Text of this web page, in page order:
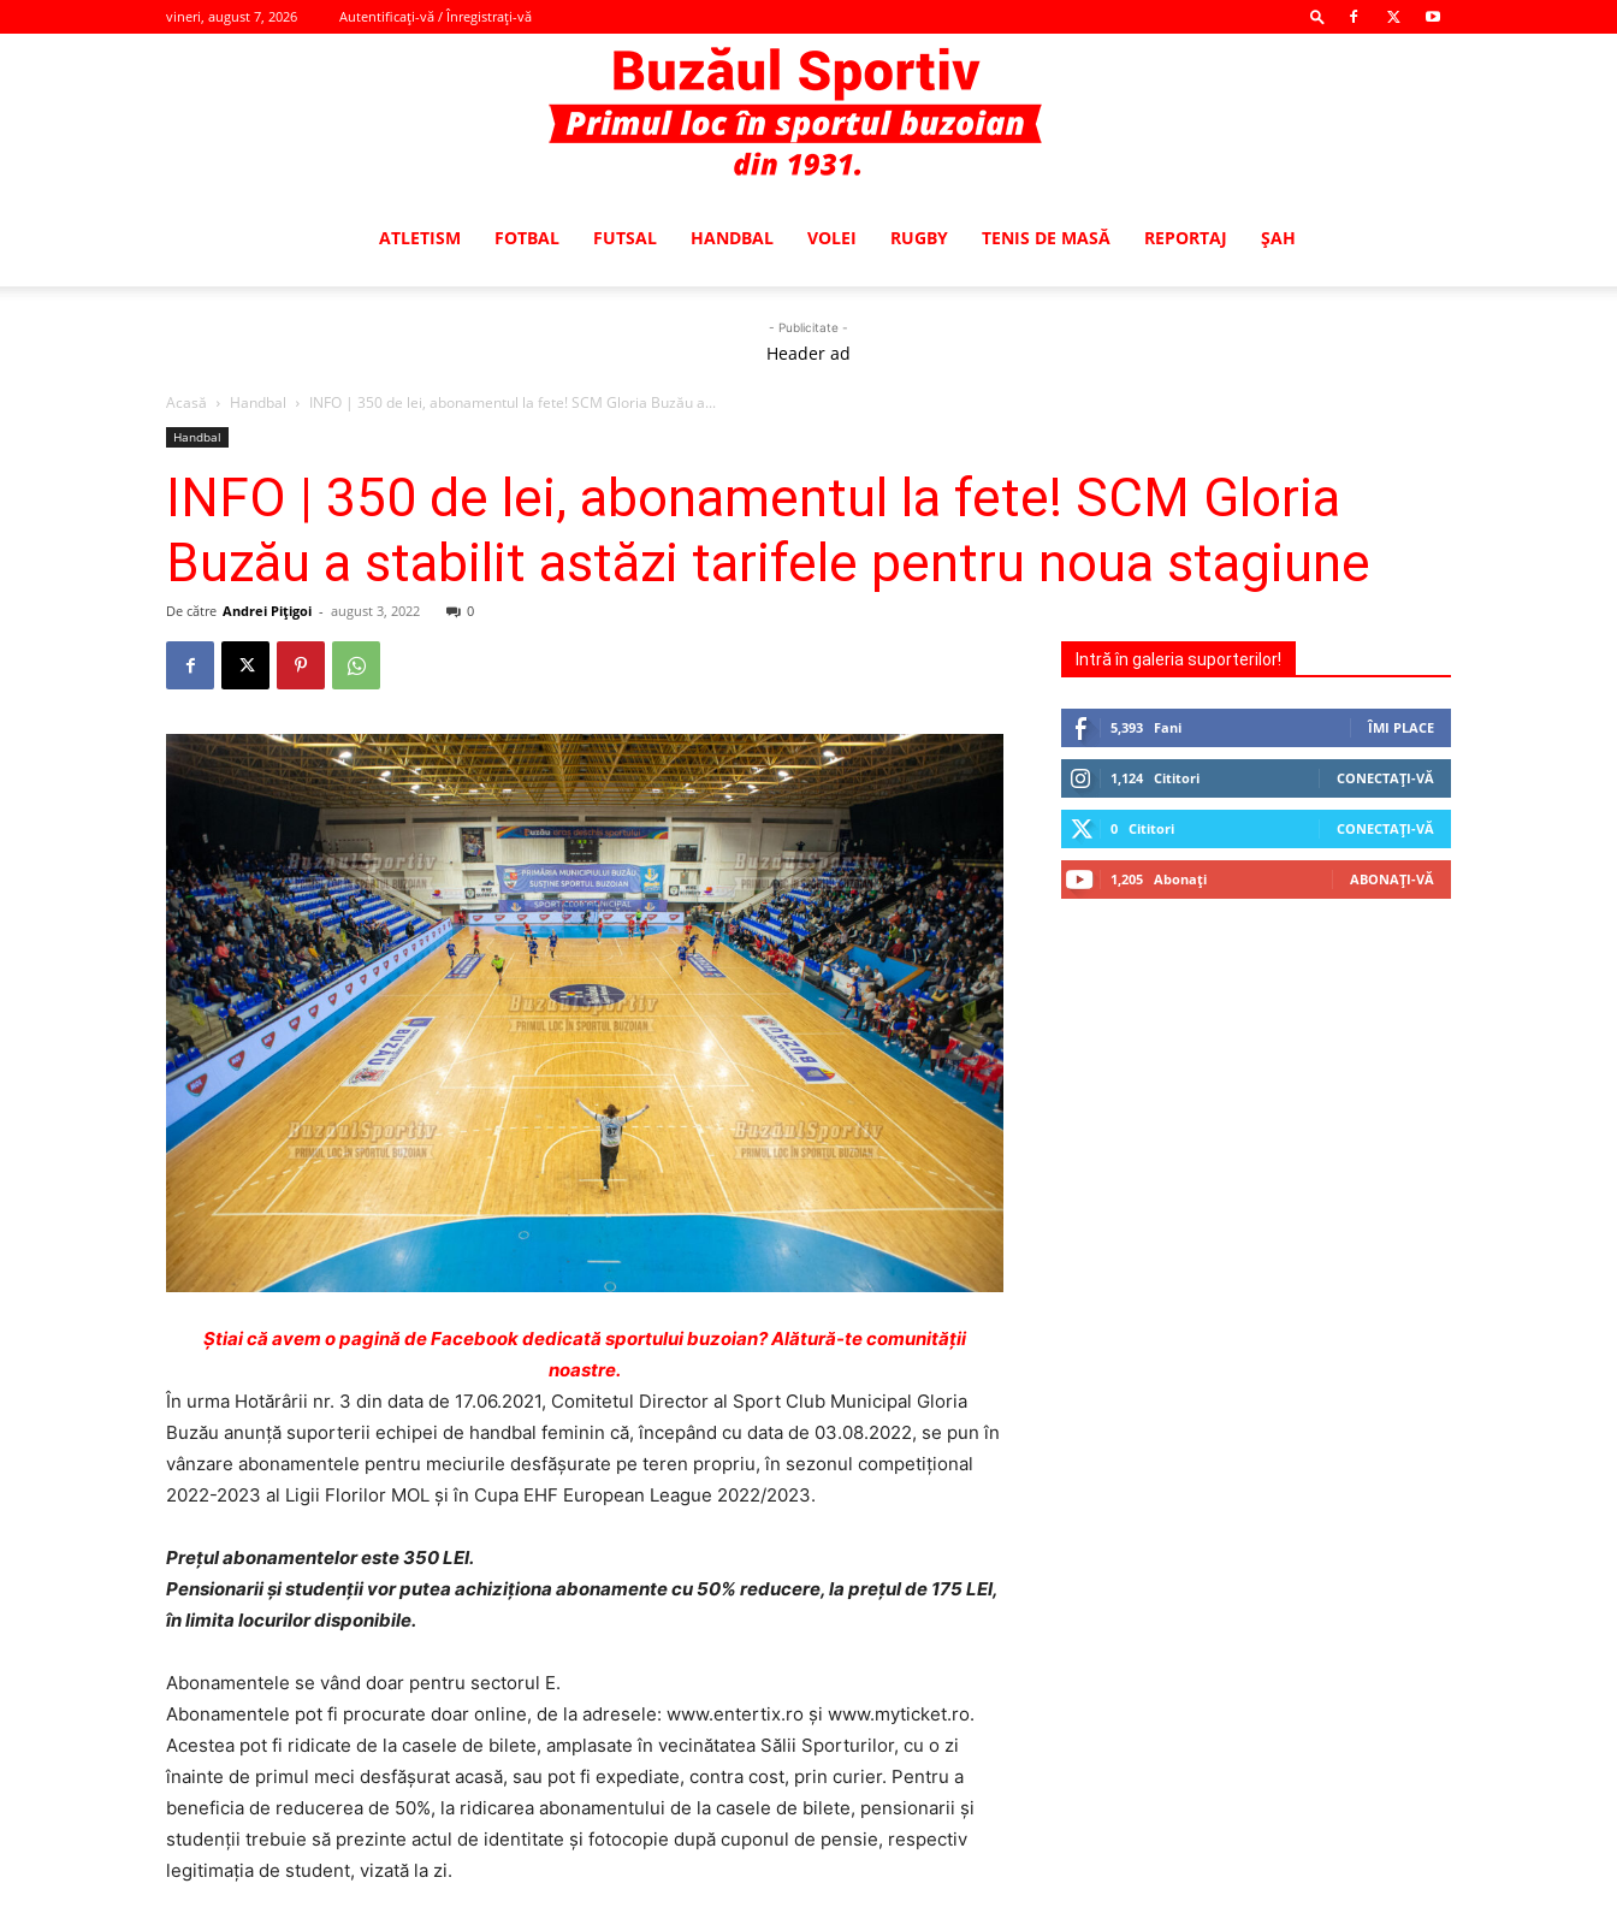
vineri, august 7, 2026 Autentificați-vă / Înregistrați-vă
ATLETISM FOTBAL FUTSAL HANDBAL VOLEI RUGBY TENIS DE MASĂ REPORTAJ ŞAH
- Publicitate -
Header ad
Acasă Handbal INFO | 350 de lei, abonamentul la fete! SCM Gloria Buzău a...
Handbal
INFO | 350 de lei, abonamentul la fete! SCM Gloria
Buzău a stabilit astăzi tarifele pentru noua stagiune
De către Andrei Pițigoi - august 3, 2022 0
Ştiai că avem o pagină de Facebook dedicată sportului buzoian? Alătură-te comunității
noastre.
În urma Hotărârii nr. 3 din data de 17.06.2021, Comitetul Director al Sport Club Municipal Gloria
Buzău anunță suporterii echipei de handbal feminin că, începând cu data de 03.08.2022, se pun în
vânzare abonamentele pentru meciurile desfășurate pe teren propriu, în sezonul competițional
2022-2023 al Ligii Florilor MOL și în Cupa EHF European League 2022/2023.
Prețul abonamentelor este 350 LEI.
Pensionarii și studenții vor putea achiziționa abonamente cu 50% reducere, la prețul de 175 LEI,
în limita locurilor disponibile.
Abonamentele se vând doar pentru sectorul E.
Abonamentele pot fi procurate doar online, de la adresele: www.entertix.ro și www.myticket.ro.
Acestea pot fi ridicate de la casele de bilete, amplasate în vecinătatea Sălii Sporturilor, cu o zi
înainte de primul meci desfășurat acasă, sau pot fi expediate, contra cost, prin curier. Pentru a
beneficia de reducerea de 50%, la ridicarea abonamentului de la casele de bilete, pensionarii și
studenții trebuie să prezinte actul de identitate și fotocopie după cuponul de pensie, respectiv
legitimația de student, vizată la zi.
Intră în galeria suporterilor!
5,393 Fani ÎMI PLACE
1,124 Cititori CONECTAȚI-VĂ
0 Cititori CONECTAȚI-VĂ
1,205 Abonați ABONAȚI-VĂ